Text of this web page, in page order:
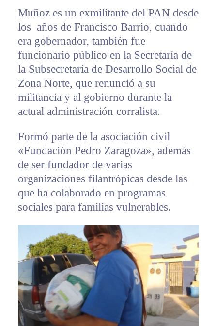
Muñoz es un exmilitante del PAN desde
los años de Francisco Barrio, cuando
era gobernador, también fue
funcionario público en la Secretaría de
la Subsecretaría de Desarrollo Social de
Zona Norte, que renunció a su
militancia y al gobierno durante la
actual administración corralista.
Formó parte de la asociación civil
«Fundación Pedro Zaragoza», además
de ser fundador de varias
organizaciones filantrópicas desde las
que ha colaborado en programas
sociales para familias vulnerables.